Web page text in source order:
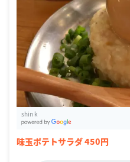
shin k
味玉ポテトサラダ 450円